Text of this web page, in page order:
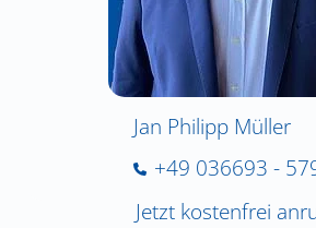
Jan Philipp Müller
+49 036693 -
Jetzt kostenfrei